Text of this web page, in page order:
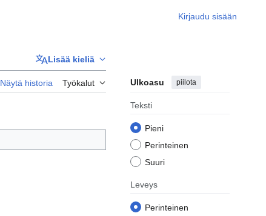
Kirjaudu sisään
Lisää kieliä
Näytä historia Työkalut Ulkoasu piilota
Teksti
Pieni
Perinteinen
Suuri
Leveys
Perinteinen